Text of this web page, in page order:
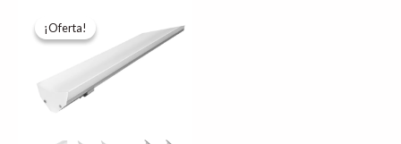
¡Oferta!
¡Oferta!
precio
original
$1,619.57.
actual
es:
$1,295.66.